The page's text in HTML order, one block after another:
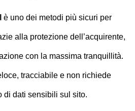
è uno dei metodi più sicuri per
alla protezione dell’acquirente,
con la massima tranquillità.
tracciabile e non richiede
di dati sensibili sul sito.